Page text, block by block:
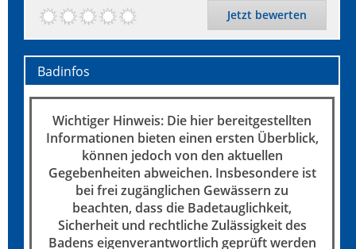
Jetzt bewerten
Badinfos
Wichtiger Hinweis: Die hier bereitgestellten
Informationen bieten einen ersten Überblick,
können jedoch von den aktuellen
Gegebenheiten abweichen. Insbesondere ist
bei frei zugänglichen Gewässern zu
beachten, dass die Badetauglichkeit,
Sicherheit und rechtliche Zulässigkeit des
Badens eigenverantwortlich geprüft werden